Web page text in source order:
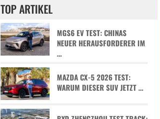
TOP ARTIKEL
MGS6 EV TEST: CHINAS
NEUER HERAUSFORDERER IM
…
MAZDA CX-5 2026 TEST:
WARUM DIESER SUV JETZT …